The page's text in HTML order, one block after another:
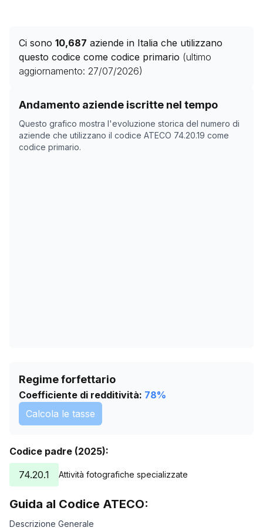
Ci sono 10,687 aziende in Italia che utilizzano
questo codice come codice primario (ultimo
aggiornamento: 27/07/2026)
Andamento aziende iscritte nel tempo
Questo grafico mostra l'evoluzione storica del numero di
aziende che utilizzano il codice ATECO 74.20.19 come
codice primario.
Storico numero di aziende con codice ATECO
Data rilevazione
19/04/2025
10.144
16/11/2025
Regime forfettario
Coefficiente di redditività: 78%
Calcola le tasse
Codice padre (2025):
74.20.1
Attività fotografiche specializzate
Guida al Codice ATECO:
Descrizione Generale